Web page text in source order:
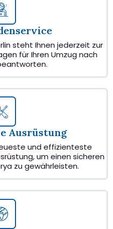
steht Ihnen jederzeit zur
für Ihren Umzug nach
Ausrüstung
und effizienteste
um einen sicheren
zu gewährleisten.